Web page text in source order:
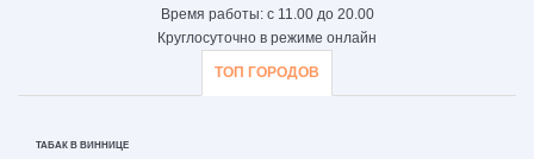
Время работы: с 11.00 до 20.00
Круглосуточно в режиме онлайн
ТОП ГОРОДОВ
ТАБАК В ВИННИЦЕ